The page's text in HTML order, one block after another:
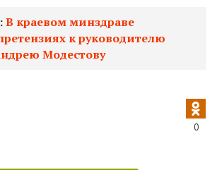
В краевом минздраве
к руководителю
Модестову
0